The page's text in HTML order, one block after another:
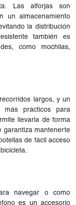
Las alforjas son
un almacenamiento
la distribución
también es
como mochilas,
largos, y un
más prácticos para
llevarla de forma
garantiza mantenerte
de fácil acceso
navegar o como
es un accesorio